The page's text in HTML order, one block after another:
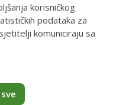
korisničkog
podataka za
komuniciraju sa